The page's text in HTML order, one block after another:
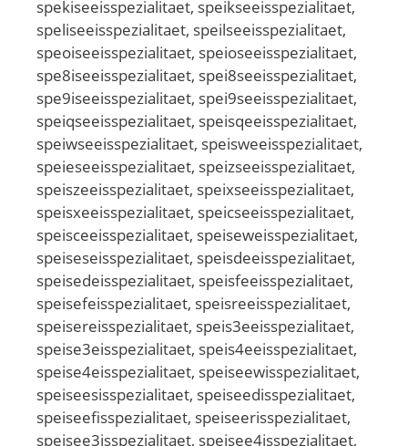
spekiseeisspezialitaet, speikseeisspezialitaet,
speliseeisspezialitaet, speilseeisspezialitaet,
speoiseeisspezialitaet, speioseeisspezialitaet,
spe8iseeisspezialitaet, spei8seeisspezialitaet,
spe9iseeisspezialitaet, spei9seeisspezialitaet,
speiqseeisspezialitaet, speisqeeisspezialitaet,
speiwseeisspezialitaet, speisweeisspezialitaet,
speieseeisspezialitaet, speizseeisspezialitaet,
speiszeeisspezialitaet, speixseeisspezialitaet,
speisxeeisspezialitaet, speicseeisspezialitaet,
speisceeisspezialitaet, speiseweisspezialitaet,
speiseseisspezialitaet, speisdeeisspezialitaet,
speisedeisspezialitaet, speisfeeisspezialitaet,
speisefeisspezialitaet, speisreeisspezialitaet,
speisereisspezialitaet, speis3eeisspezialitaet,
speise3eisspezialitaet, speis4eeisspezialitaet,
speise4eisspezialitaet, speiseewisspezialitaet,
speiseesisspezialitaet, speiseedisspezialitaet,
speiseefisspezialitaet, speiseerisspezialitaet,
speisee3isspezialitaet, speisee4isspezialitaet,